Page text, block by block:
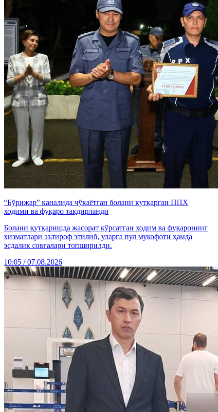
“Бўрижар” каналида чўкаётган болани қутқарган ППХ
ходими ва фуқаро тақдирланди
Болани қутқаришда жасорат кўрсатган ходим ва фуқаронинг
хизматлари эътироф этилиб, уларга пул мукофоти ҳамда
эсдалик совғалари топширилди.
10:05 / 07.08.2026